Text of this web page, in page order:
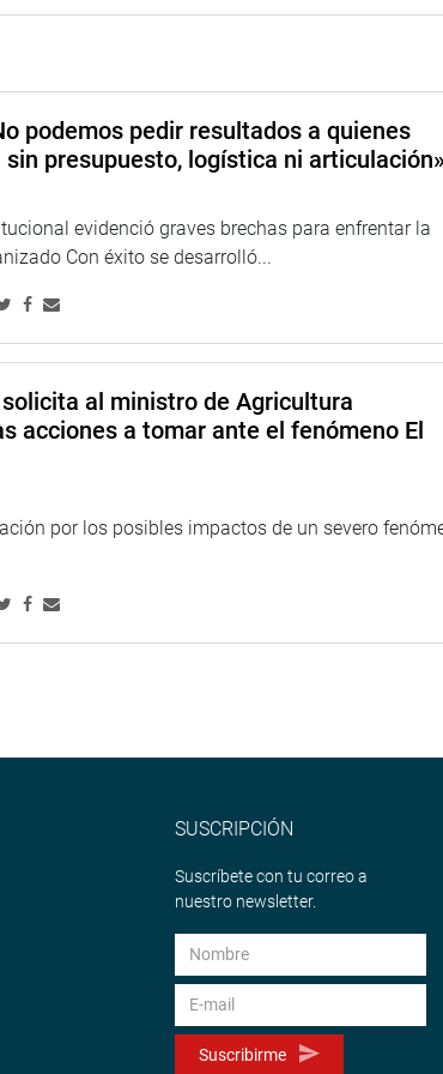
podemos pedir resultados a quienes
presupuesto, logística ni articulación»
evidenció graves brechas para enfrentar la
Con éxito se desarrolló...
al ministro de Agricultura
acciones a tomar ante el fenómeno El
por los posibles impactos de un severo
SUSCRIPCIÓN
Suscríbete con tu correo a
nuestro newsletter.
Suscribirme